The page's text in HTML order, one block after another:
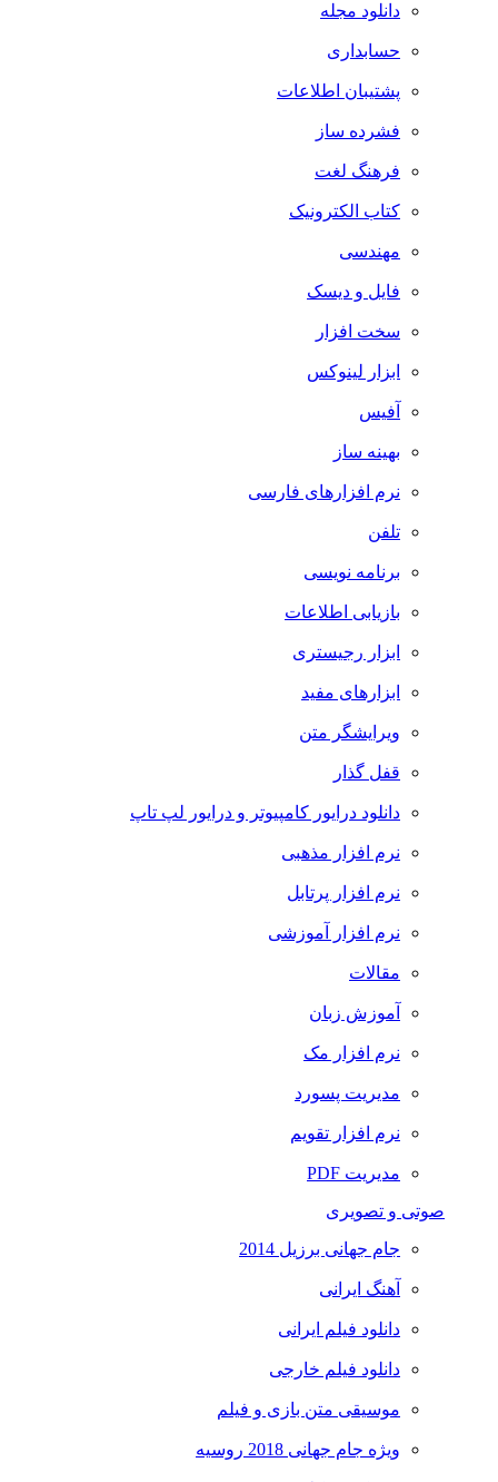
دانلود مجله
حسابداری
پشتیبان اطلاعات
فشرده ساز
فرهنگ لغت
کتاب الکترونیک
مهندسی
فایل و دیسک
سخت افزار
ابزار لینوکس
آفیس
بهینه ساز
نرم افزارهای فارسی
تلفن
برنامه نویسی
بازیابی اطلاعات
ابزار رجیستری
ابزارهای مفید
ویرایشگر متن
قفل گذار
دانلود درایور کامپیوتر و درایور لپ تاپ
نرم افزار مذهبی
نرم افزار پرتابل
نرم افزار آموزشی
مقالات
آموزش زبان
نرم افزار مک
مدیریت پسورد
نرم افزار تقویم
مدیریت PDF
صوتی و تصویری
جام جهانی برزیل 2014
آهنگ ایرانی
دانلود فیلم ایرانی
دانلود فیلم خارجی
موسیقی متن بازی و فیلم
ویژه جام جهانی 2018 روسیه